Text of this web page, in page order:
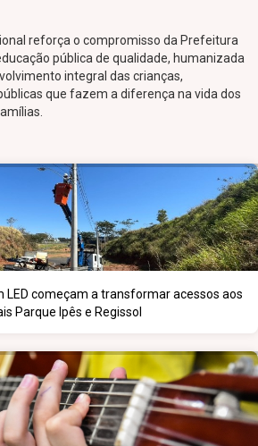
reforça o compromisso da Prefeitura
pública de qualidade, humanizada
integral das crianças,
que fazem a diferença na vida dos
LED começam a transformar acessos aos
Parque Ipês e Regissol